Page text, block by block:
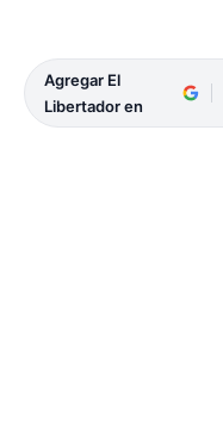
Agregar El
Libertador en